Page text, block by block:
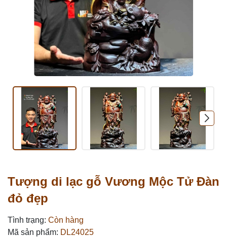
Tượng di lạc gỗ Vương Mộc Tử Đàn
đỏ đẹp
Tình trạng: Còn hàng
Mã sản phẩm: DL24025